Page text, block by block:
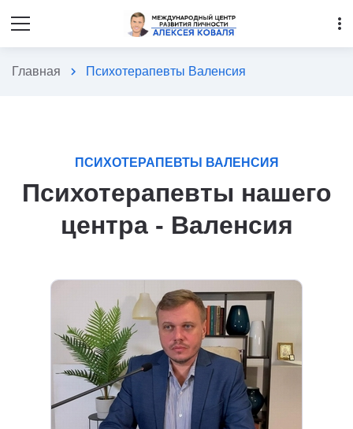
more_vert
Главная chevron_right Психотерапевты Валенсия
ПСИХОТЕРАПЕВТЫ ВАЛЕНСИЯ
Психотерапевты нашего
центра - Валенсия